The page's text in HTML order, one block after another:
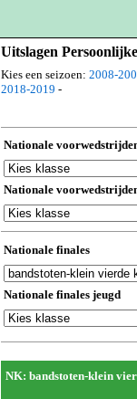
Uitslagen
Kies een seizoen: 2008-
2018-2019 -
Nationale
Nationale
Nationale finales
Nationale finales jeugd
NK: bandstoten-klein